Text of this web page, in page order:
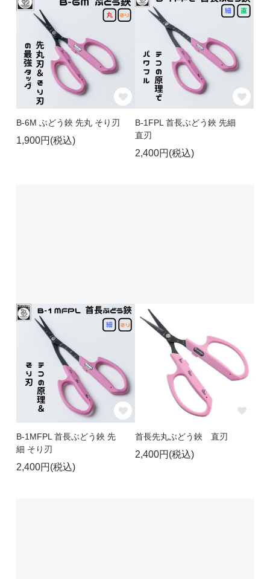
B-6M ぶどう鋏 先丸 そり刃
1,900円(税込)
B-1FPL 首長ぶどう鋏 先細
直刃
2,400円(税込)
B-1MFPL 首長ぶどう鋏 先
細 そり刃
2,400円(税込)
首長先丸ぶどう鋏 直刃
2,400円(税込)